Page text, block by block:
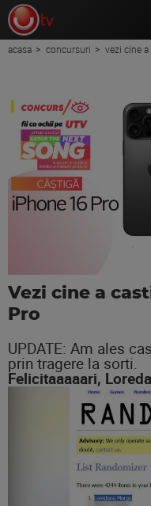
acasa concursuri vezi cine
Vezi cine a
Pro
UPDATE: Am ales
prin tragere la sorti.
Felicitaaaaari,